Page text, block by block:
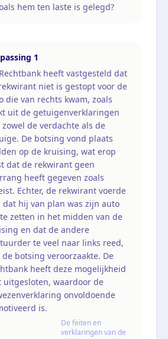
hem ten laste is gelegd?
1
heeft vastgesteld dat
niet is gestopt voor de
die van rechts kwam, zoals
uit de getuigenverklaringen
zowel de verdachte als de
De botsing vond plaats
op de kruising, wat erop
dat de rekwirant geen
heeft gegeven zoals
Echter, de rekwirant voerde
dat hij van plan was zijn auto
zetten in het midden van de
en dat de andere
te veel naar links reed,
de botsing veroorzaakte. De
heeft deze mogelijkheid
uitgesloten, waardoor de
onvoldoende
is.
De feiten en
verklaringen van de